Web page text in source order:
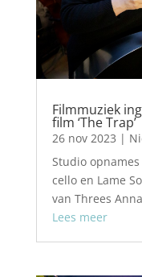
Filmmuziek
film ‘The Trap’
26 nov 2023 |
Studio
cello en Lame
van Threes Anna
Lees meer